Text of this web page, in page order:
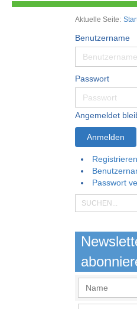
Aktuelle Seite:
Benutzername
Passwort
Angemeldet
Anmelden
Registrieren
Passwort